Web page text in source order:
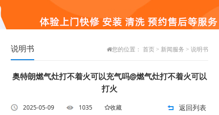
说明书 您的位置： 首页> 新闻服务 > 说明书
奥特朗燃气灶打不着火可以充气吗@燃气灶打不着火可以
打火
2025-05-09 1035 收藏 返回列表